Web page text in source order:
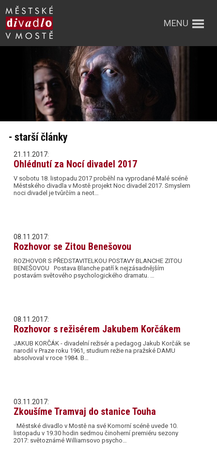
MENU
- starší články
21.11.2017:
Ohlédnutí za Nocí divadel 2017
V sobotu 18. listopadu 2017 proběhl na vyprodané Malé scéně
Městského divadla v Mostě projekt Noc divadel 2017. Smyslem
noci divadel je tvůrčím a neot…
08.11.2017:
Rozhovor se Zitou Benešovou
ROZHOVOR S PŘEDSTAVITELKOU POSTAVY BLANCHE ZITOU
BENEŠOVOU Postava Blanche patří k nejzásadnějším
postavám světového psychologického dramatu. …
08.11.2017:
Rozhovor s režisérem Jakubem Korčákem
JAKUB KORČÁK - divadelní režisér a pedagog Jakub Korčák se
narodil v Praze roku 1961, studium režie na pražské DAMU
absolvoval v roce 1984. B…
03.11.2017:
Zkoušíme Tramvaj do stanice Touha
Městské divadlo v Mostě na své Komorní scéně uvede 10.
listopadu v 19.30 hodin sedmou činoherní premiéru sezony
2017: světoznámé Williamsovo psycho…